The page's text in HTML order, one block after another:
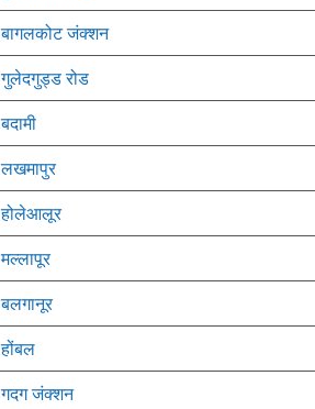
बागलकोट जंक्शन
गुलेदगुड्ड रोड
बदामी
लखमापुर
होलेआलूर
मल्लापूर
बलगानूर
होंबल
गदग जंक्शन